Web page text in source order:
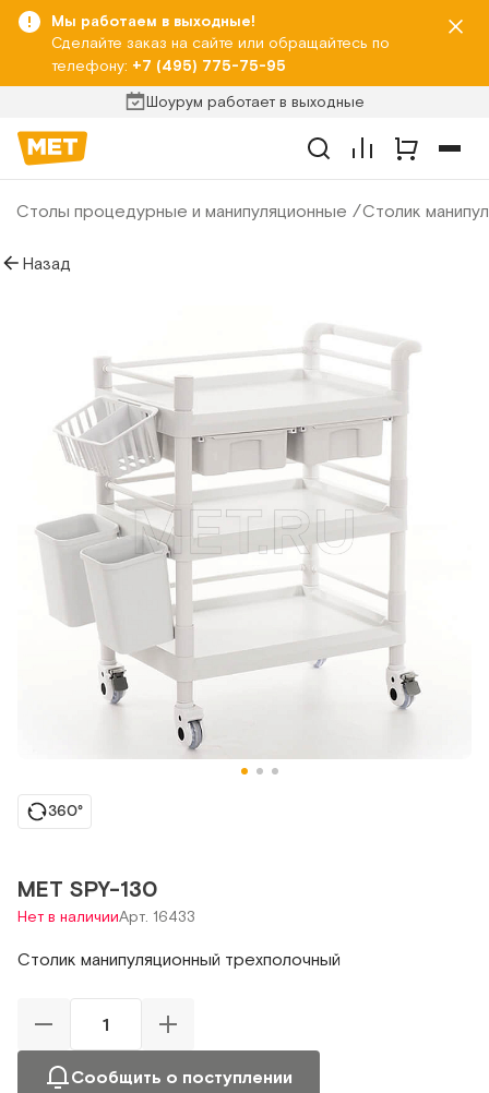
Мы работаем в выходные!
Сделайте заказ на сайте или обращайтесь по
телефону: +7 (495) 775-75-95
Шоурум работает в выходные
Столы процедурные и манипуляционные Столик
Назад
360°
МЕТ SPY-130
Нет в наличииАрт. 16433
Столик манипуляционный трехполочный
Сообщить о поступлении